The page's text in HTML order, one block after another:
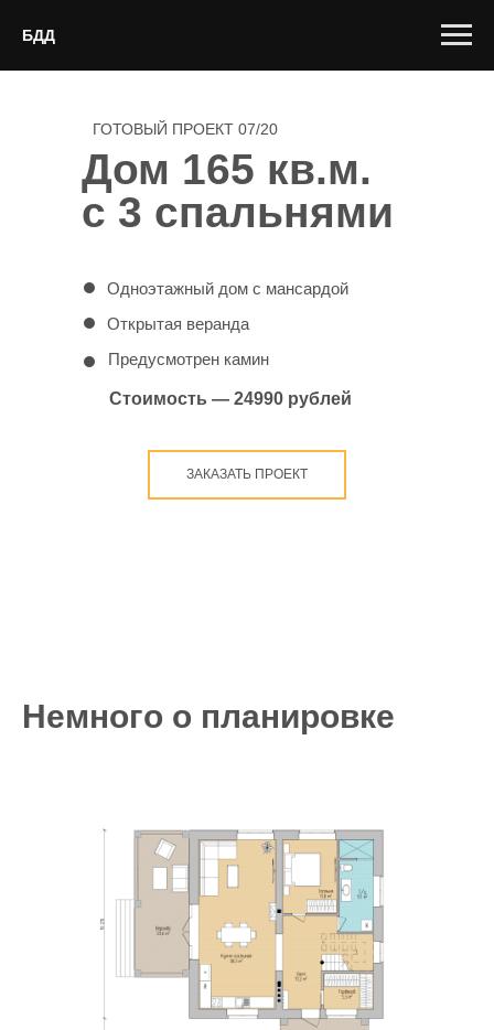
БДД
Дом 165 кв.м.
с 3 спальнями
ГОТОВЫЙ ПРОЕКТ 07/20
Открытая веранда
Одноэтажный дом с мансардой
ЗАКАЗАТЬ ПРОЕКТ
Стоимость — 24990 рублей
Предусмотрен камин
Немного о планировке